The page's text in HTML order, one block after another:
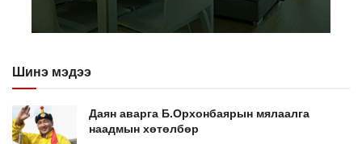
Шинэ мэдээ
Даян аварга Б.Орхонбаярын мялаалга
наадмын хөтөлбөр